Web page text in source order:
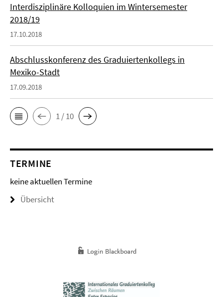
Interdisziplinäre Kolloquien im Wintersemester
2018/19
17.10.2018
Abschlusskonferenz des Graduiertenkollegs in
Mexiko-Stadt
17.09.2018
1 / 10
TERMINE
keine aktuellen Termine
Übersicht